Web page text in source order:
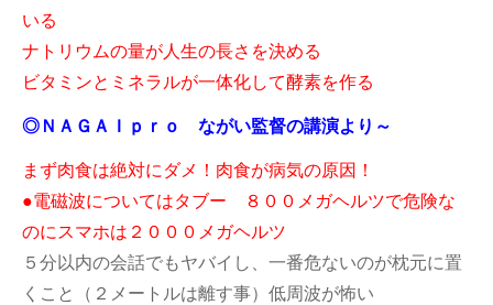
いる
ナトリウムの量が人生の長さを決める
ビタミンとミネラルが一体化して酵素を作る
◎ＮＡＧＡＩｐｒｏ ながい監督の講演より～
まず肉食は絶対にダメ！肉食が病気の原因！
●電磁波についてはタブー ８００メガヘルツで危険な
のにスマホは２０００メガヘルツ
５分以内の会話でもヤバイし、一番危ないのが枕元に置
くこと（２メートルは離す事）低周波が怖い